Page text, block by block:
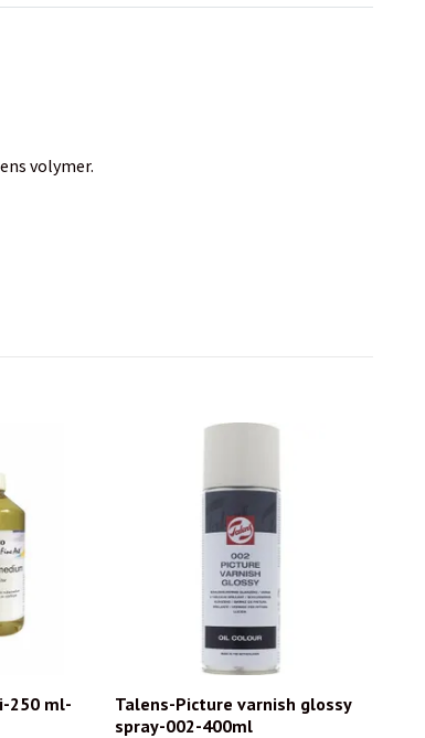
volymer.
250 ml-
Talens-Picture varnish glossy
spray-002-400ml